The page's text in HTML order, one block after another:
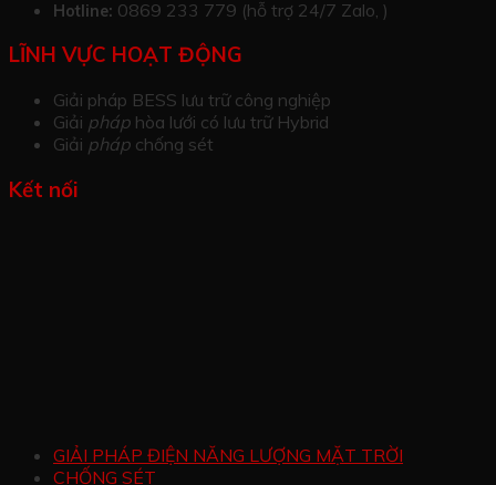
Hotline: 0869 233 779 (hỗ trợ 24/7 Zalo, )
LĨNH VỰC HOẠT ĐỘNG
Giải pháp BESS lưu trữ công nghiệp
Giải pháp hòa lưới có lưu trữ Hybrid
Giải pháp chống sét
Kết nối
GIẢI PHÁP ĐIỆN NĂNG LƯỢNG MẶT TRỜI
CHỐNG SÉT